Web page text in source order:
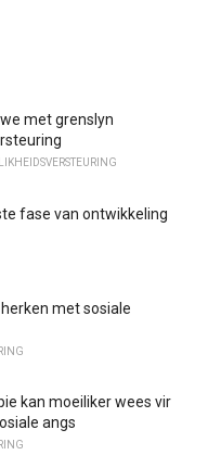
met grenslyn
fase van ontwikkeling
met sosiale
kan moeiliker wees vir
angs